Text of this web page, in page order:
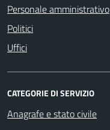
Personale amministrativo
Politici
Uffici
CATEGORIE DI SERVIZIO
Anagrafe e stato civile